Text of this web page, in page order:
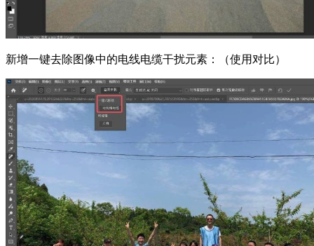
新增一键去除图像中的电线电缆干扰元素：（使用对比）